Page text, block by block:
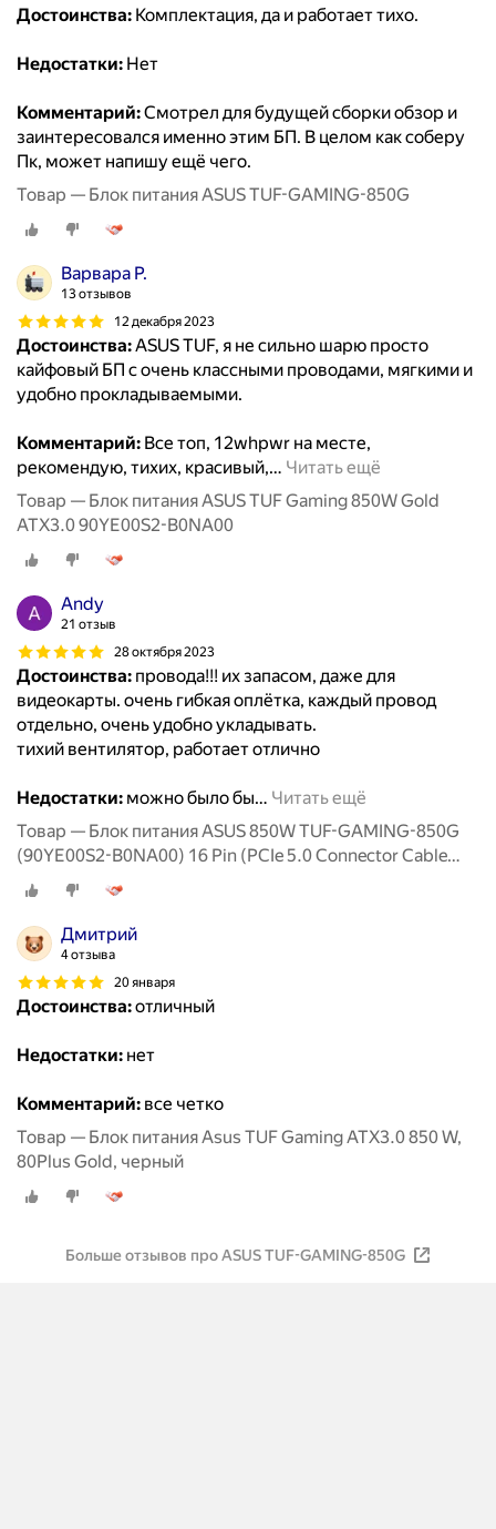
Достоинства: Комплектация, да и работает тихо.
Недостатки: Нет
Комментарий:Смотрел для будущей сборки обзор и
заинтересовался именно этим БП. В целом как соберу
Пк, может напишу ещё чего.
Товар — Блок питания ASUS TUF-GAMING-850G
Варвара Р.
13 отзывов
12 декабря 2023
Достоинства:ASUS TUF, я не сильно шарю просто
кайфовый БП с очень классными проводами, мягкими и
удобно прокладываемыми.
Комментарий: Все топ, 12whpwr на месте,
рекомендую, тихих, красивый,… Читать ещё
Товар — Блок питания ASUS TUF Gaming 850W Gold
ATX3.0 90YE00S2-B0NA00
Andy
21 отзыв
28 октября 2023
Достоинства: провода!!! их запасом, даже для
видеокарты. очень гибкая оплётка, каждый провод
отдельно, очень удобно укладывать.
тихий вентилятор, работает отлично
Недостатки: можно было бы… Читать ещё
Товар — Блок питания ASUS 850W TUF-GAMING-850G
(90YE00S2-B0NA00) 16 Pin (PCIe 5.0 Connector Cable
Details)
Дмитрий
4 отзыва
20 января
Достоинства:отличный
Недостатки: нет
Комментарий: все четко
Товар — Блок питания Asus TUF Gaming ATX3.0 850 W,
80Plus Gold, черный
Больше отзывов про ASUS TUF-GAMING-850G